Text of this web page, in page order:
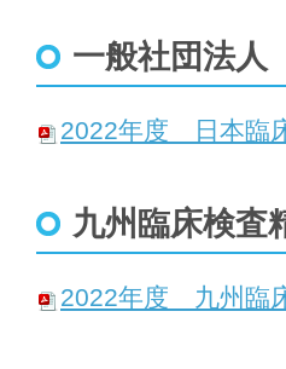
一般社団法
2022年度 日本臨
九州臨床検査
2022年度 九州臨